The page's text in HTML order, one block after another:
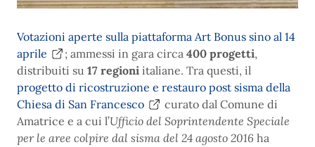
Votazioni aperte sulla piattaforma Art Bonus sino al 14
aprile
; ammessi in gara circa 400 progetti,
distribuiti su 17 regioni italiane. Tra questi, il
progetto di ricostruzione e restauro post sisma della
Chiesa di San Francesco
curato dal Comune di
Amatrice e a cui l’Ufficio del Soprintendente Speciale
per le aree colpire dal sisma del 24 agosto 2016 ha